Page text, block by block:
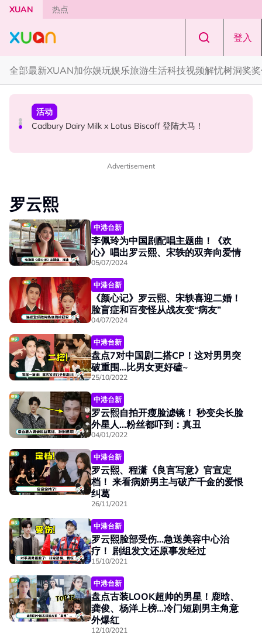
Skip to main content
XUAN 热点
登入
全部最新XUAN加你娱玩娱乐旅游生活科技视频解忧树洞奖
本地星闻
Henn国贤 “Aunty Henn 脱口秀专场 《笑笑笑笑丧》”！10
国际星闻
Tom Holland “Spiderman” 替身曝光！“替完蜘蛛人，马上
活动
Cadbury Dairy Milk x Lotus Biscoff 登陆大马！
Advertisement
罗云熙
中港台新
李佩玲为中国剧配唱主题曲！《欢
心》唱出罗云熙、宋轶的双奔向爱情
05/07/2024
中港台新
《颜心记》罗云熙、宋轶喜迎二婚！
脸盲症和百变怪从战友变“病友”
04/07/2024
中港台新
盘点7对中国剧二搭CP！这对男男突
破重围...比男女更好磕~
25/10/2022
中港台新
罗云熙自拍开瘦脸滤镜！ 秒变尖长脸
外星人...粉丝都吓到：真丑
04/01/2022
中港台新
罗云熙、程潇《良言写意》官宣定
档！ 来看病娇男主与破产千金的爱恨
纠葛
26/11/2021
中港台新
罗云熙脸部受伤...急送美容中心治
疗！ 剧组发文还原事发经过
15/10/2021
中港台新
盘点古装LOOK超帅的男星！鹿晗、
龚俊、杨洋上榜...冷门短剧男主角意
外爆红
12/10/2021